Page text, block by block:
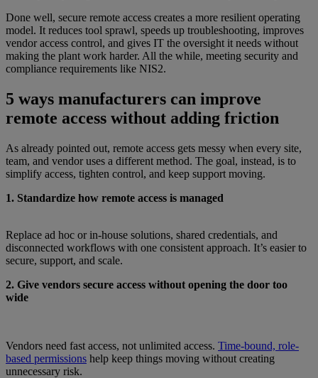
Done well, secure remote access creates a more resilient operating
model. It reduces tool sprawl, speeds up troubleshooting, improves
vendor access control, and gives IT the oversight it needs without
making the plant work harder. All the while, meeting security and
compliance requirements like NIS2.
5 ways manufacturers can improve
remote access without adding friction
As already pointed out, remote access gets messy when every site,
team, and vendor uses a different method. The goal, instead, is to
simplify access, tighten control, and keep support moving.
1. Standardize how remote access is managed
Replace ad hoc or in-house solutions, shared credentials, and
disconnected workflows with one consistent approach. It’s easier to
secure, support, and scale.
2. Give vendors secure access without opening the door too
wide
Vendors need fast access, not unlimited access. Time-bound, role-
based permissions help keep things moving without creating
unnecessary risk.